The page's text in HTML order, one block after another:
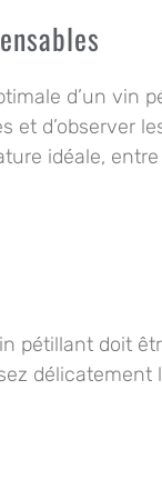
d’un vin
et d’observer
idéale, entre
pétillant doit